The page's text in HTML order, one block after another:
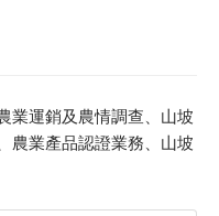
業運銷及農情調查、山坡
農業產品認證業務、山坡